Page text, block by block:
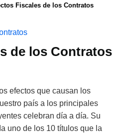
Fiscales de los Contratos
de los Contratos
efectos que causan los
país a los principales
celebran día a día. Su
uno de los 10 títulos que la